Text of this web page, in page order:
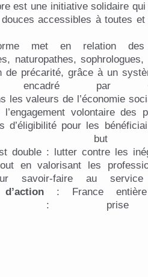
est une initiative solidaire
douces accessibles à toutes
met en relation des
naturopathes,
de précarité, grâce à un
encadré
les valeurs de l’économie
volontaire des
d’éligibilité pour les
but
double : lutter contre les
en valorisant les
savoir-faire au
: France entière
: